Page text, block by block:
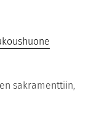
sakramenttiin,